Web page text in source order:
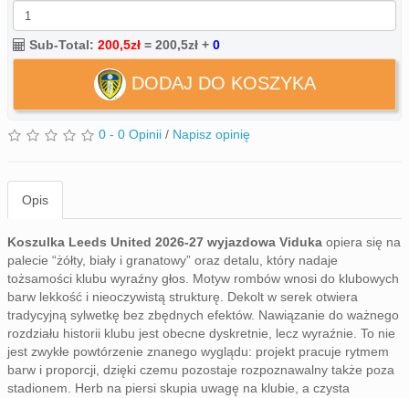
Sub-Total: 200,5zł = 200,5zł + 0
DODAJ DO KOSZYKA
0 - 0 Opinii / Napisz opinię
Opis
Koszulka Leeds United 2026-27 wyjazdowa Viduka opiera się na
palecie “żółty, biały i granatowy” oraz detalu, który nadaje
tożsamości klubu wyraźny głos. Motyw rombów wnosi do klubowych
barw lekkość i nieoczywistą strukturę. Dekolt w serek otwiera
tradycyjną sylwetkę bez zbędnych efektów. Nawiązanie do ważnego
rozdziału historii klubu jest obecne dyskretnie, lecz wyraźnie. To nie
jest zwykłe powtórzenie znanego wyglądu: projekt pracuje rytmem
barw i proporcji, dzięki czemu pozostaje rozpoznawalny także poza
stadionem. Herb na piersi skupia uwagę na klubie, a czysta